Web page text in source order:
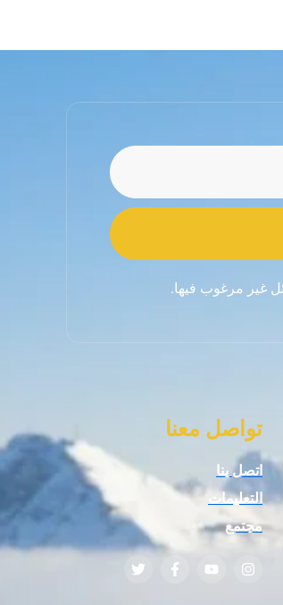
غير مرغوب فيها.
تواصل معنا
اتصل بنا
التعليمات
مجتمع